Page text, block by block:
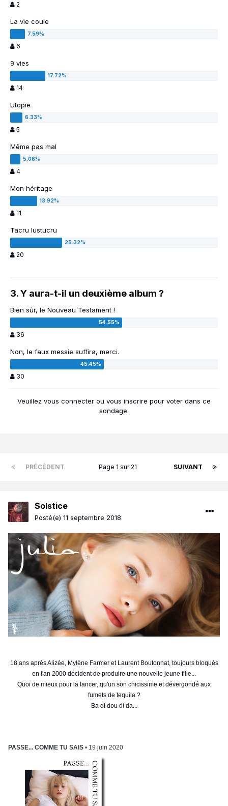
2
La vie coule
6
9 vies
14
Utopie
5
Même pas mal
4
Mon héritage
11
Tacru lustucru
20
3. Y aura-t-il un deuxième album ?
Bien sûr, le Nouveau Testament !
36
Non, le faux messie suffira, merci.
30
Veuillez vous connecter ou vous inscrire pour voter dans ce
sondage.
PRÉCÉDENT SUIVANT
Page 1 sur 21
Solstice
Posté(e) 11 septembre 2018
18 ans après Alizée, Mylène Farmer et Laurent Boutonnat, toujours bloqués
en l'an 2000 décident de produire une nouvelle jeune fille...
Quoi de mieux pour la lancer, qu'un son chicissime et dévergondé aux
fumets de tequila ?
Ba di dou di da...
PASSE... COMME TU SAIS • 19 juin 2020